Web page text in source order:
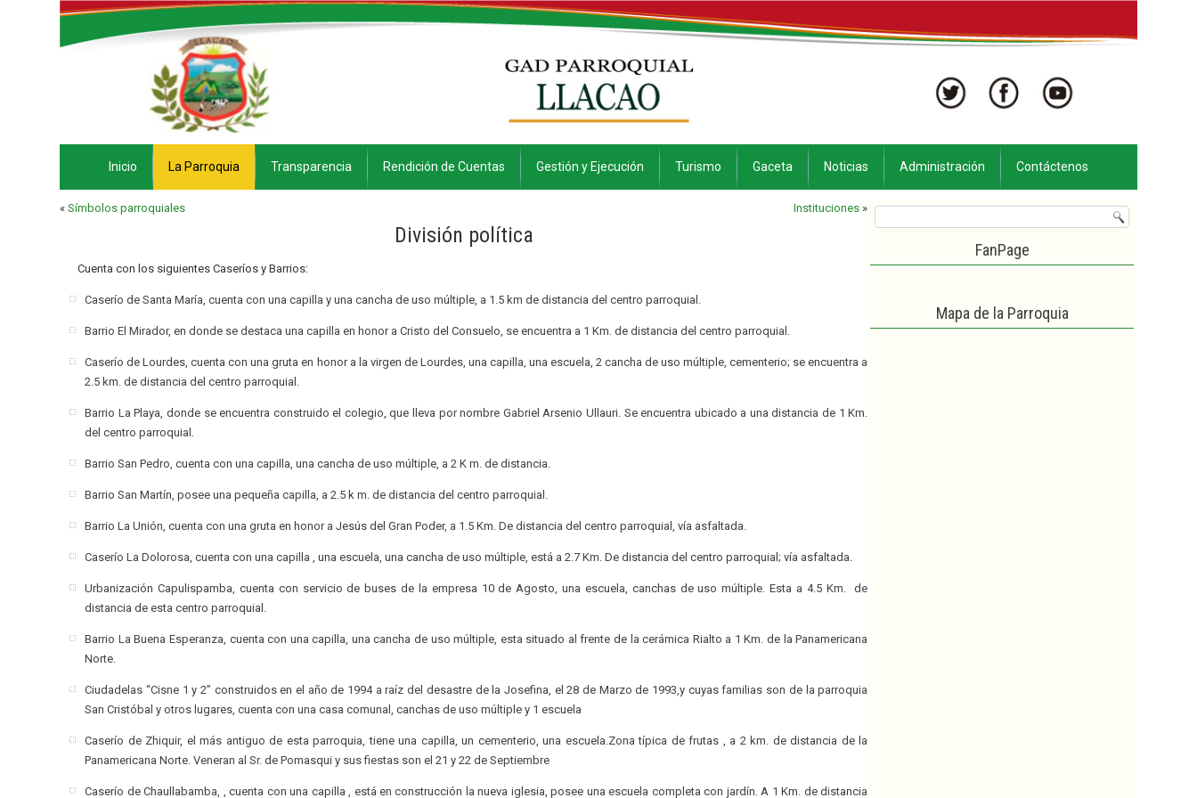
Inicio La Parroquia Transparencia Rendición de Cuentas Gestión y Ejecución Turismo Gaceta Noticias Administración Contáctenos
«Símbolos parroquiales Instituciones »
División política
Cuenta con los siguientes Caseríos y Barrios:
Caserío de Santa María, cuenta con una capilla y una cancha de uso múltiple, a 1.5 km de distancia del centro parroquial.
Barrio El Mirador, en donde se destaca una capilla en honor a Cristo del Consuelo, se encuentra a 1 Km. de distancia del centro parroquial.
Caserío de Lourdes, cuenta con una gruta en honor a la virgen de Lourdes, una capilla, una escuela, 2 cancha de uso múltiple, cementerio; se encuentra a
2.5 km. de distancia del centro parroquial.
Barrio La Playa, donde se encuentra construido el colegio, que lleva por nombre Gabriel Arsenio Ullauri. Se encuentra ubicado a una distancia de 1 Km.
del centro parroquial.
Barrio San Pedro, cuenta con una capilla, una cancha de uso múltiple, a 2 K m. de distancia.
Barrio San Martín, posee una pequeña capilla, a 2.5 k m. de distancia del centro parroquial.
Barrio La Unión, cuenta con una gruta en honor a Jesús del Gran Poder, a 1.5 Km. De distancia del centro parroquial, vía asfaltada.
Caserío La Dolorosa, cuenta con una capilla , una escuela, una cancha de uso múltiple, está a 2.7 Km. De distancia del centro parroquial; vía asfaltada.
Urbanización Capulispamba, cuenta con servicio de buses de la empresa 10 de Agosto, una escuela, canchas de uso múltiple. Esta a 4.5 Km. de
distancia de esta centro parroquial.
Barrio La Buena Esperanza, cuenta con una capilla, una cancha de uso múltiple, esta situado al frente de la cerámica Rialto a 1 Km. de la Panamericana
Norte.
Ciudadelas “Cisne 1 y 2” construidos en el año de 1994 a raíz del desastre de la Josefina, el 28 de Marzo de 1993,y cuyas familias son de la parroquia
San Cristóbal y otros lugares, cuenta con una casa comunal, canchas de uso múltiple y 1 escuela
Caserío de Zhiquir, el más antiguo de esta parroquia, tiene una capilla, un cementerio, una escuela.Zona típica de frutas , a 2 km. de distancia de la
Panamericana Norte. Veneran al Sr. de Pomasqui y sus fiestas son el 21 y 22 de Septiembre
Caserío de Chaullabamba, , cuenta con una capilla , está en construcción la nueva iglesia, posee una escuela completa con jardín. A 1 Km. de distancia
FanPage
Mapa de la Parroquia